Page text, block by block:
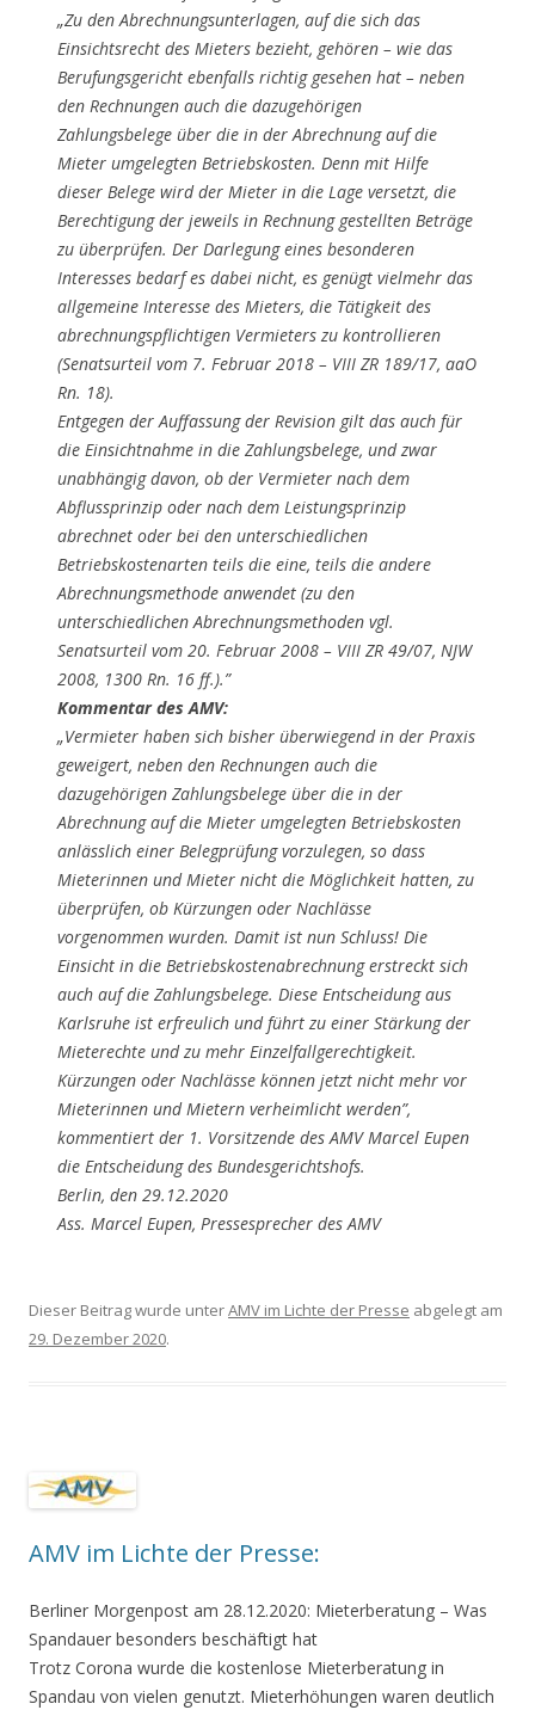
„Zu den Abrechnungsunterlagen, auf die sich das
Einsichtsrecht des Mieters bezieht, gehören – wie das
Berufungsgericht ebenfalls richtig gesehen hat – neben
den Rechnungen auch die dazugehörigen
Zahlungsbelege über die in der Abrechnung auf die
Mieter umgelegten Betriebskosten. Denn mit Hilfe
dieser Belege wird der Mieter in die Lage versetzt, die
Berechtigung der jeweils in Rechnung gestellten Beträge
zu überprüfen. Der Darlegung eines besonderen
Interesses bedarf es dabei nicht, es genügt vielmehr das
allgemeine Interesse des Mieters, die Tätigkeit des
abrechnungspflichtigen Vermieters zu kontrollieren
(Senatsurteil vom 7. Februar 2018 – VIII ZR 189/17, aaO
Rn. 18).
Entgegen der Auffassung der Revision gilt das auch für
die Einsichtnahme in die Zahlungsbelege, und zwar
unabhängig davon, ob der Vermieter nach dem
Abflussprinzip oder nach dem Leistungsprinzip
abrechnet oder bei den unterschiedlichen
Betriebskostenarten teils die eine, teils die andere
Abrechnungsmethode anwendet (zu den
unterschiedlichen Abrechnungsmethoden vgl.
Senatsurteil vom 20. Februar 2008 – VIII ZR 49/07, NJW
2008, 1300 Rn. 16 ff.).”
Kommentar des AMV:
„Vermieter haben sich bisher überwiegend in der Praxis
geweigert, neben den Rechnungen auch die
dazugehörigen Zahlungsbelege über die in der
Abrechnung auf die Mieter umgelegten Betriebskosten
anlässlich einer Belegprüfung vorzulegen, so dass
Mieterinnen und Mieter nicht die Möglichkeit hatten, zu
überprüfen, ob Kürzungen oder Nachlässe
vorgenommen wurden. Damit ist nun Schluss! Die
Einsicht in die Betriebskostenabrechnung erstreckt sich
auch auf die Zahlungsbelege. Diese Entscheidung aus
Karlsruhe ist erfreulich und führt zu einer Stärkung der
Mieterechte und zu mehr Einzelfallgerechtigkeit.
Kürzungen oder Nachlässe können jetzt nicht mehr vor
Mieterinnen und Mietern verheimlicht werden”,
kommentiert der 1. Vorsitzende des AMV Marcel Eupen
die Entscheidung des Bundesgerichtshofs.
Berlin, den 29.12.2020
Ass. Marcel Eupen, Pressesprecher des AMV
Dieser Beitrag wurde unterAMV im Lichte der Presse abgelegt am
29. Dezember 2020.
AMV im Lichte der Presse:
Berliner Morgenpost am 28.12.2020: Mieterberatung – Was
Spandauer besonders beschäftigt hat
Trotz Corona wurde die kostenlose Mieterberatung in
Spandau von vielen genutzt. Mieterhöhungen waren deutlich